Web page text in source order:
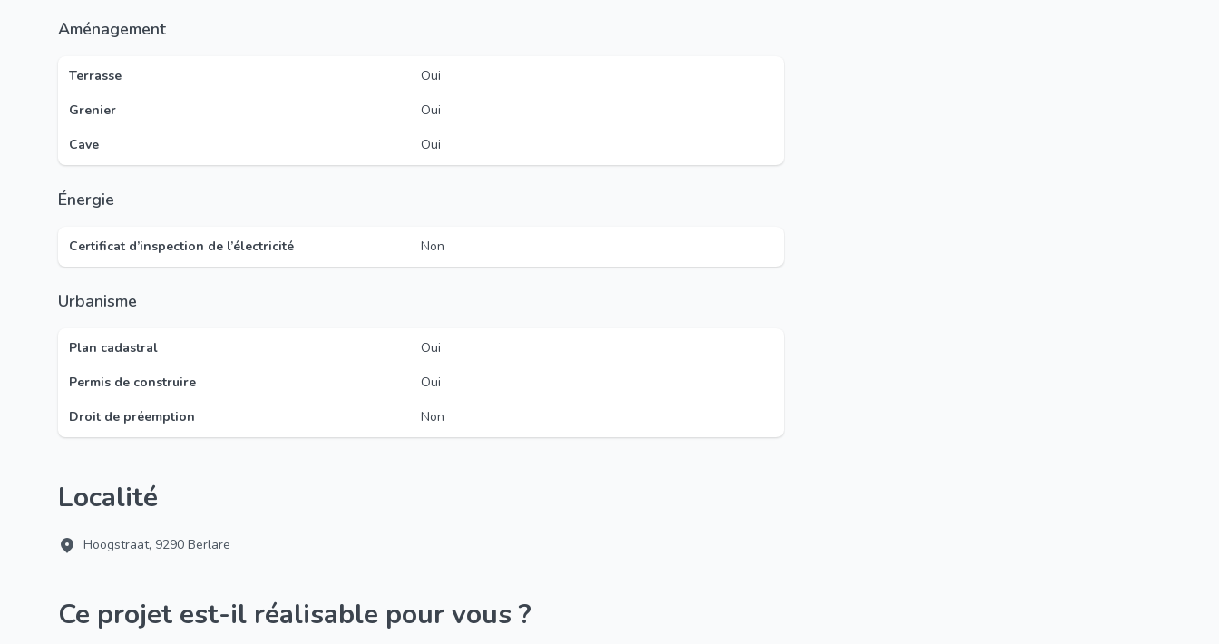
Aménagement
Terrasse
Oui
Grenier
Oui
Cave
Oui
Énergie
Certificat d’inspection de l’électricité Non
Urbanisme
Plan cadastral
Oui
Permis de construire
Oui
Droit de préemption
Non
Localité
Hoogstraat, 9290 Berlare
Ce projet est-il réalisable pour vous ?